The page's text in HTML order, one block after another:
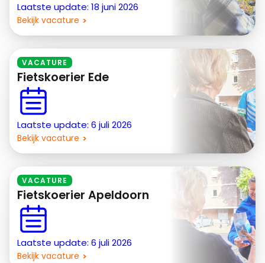
Laatste update: 18 juni 2026
Bekijk vacature
VACATURE
Fietskoerier Ede
Laatste update: 6 juli 2026
Bekijk vacature
VACATURE
Fietskoerier Apeldoorn
Laatste update: 6 juli 2026
Bekijk vacature